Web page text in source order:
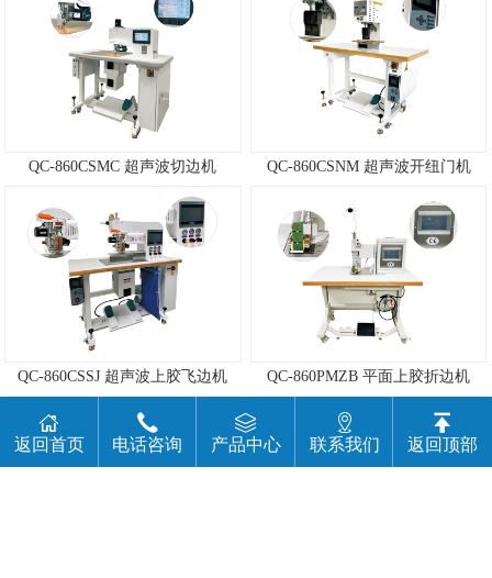
QC-860CSMC 超声波切边机 QC-860CSNM 超声波开纽门机
QC-860CSSJ 超声波上胶飞边机 QC-860PMZB 平面上胶折边机
返回首页 电话咨询 产品中心 联系我们 返回顶部